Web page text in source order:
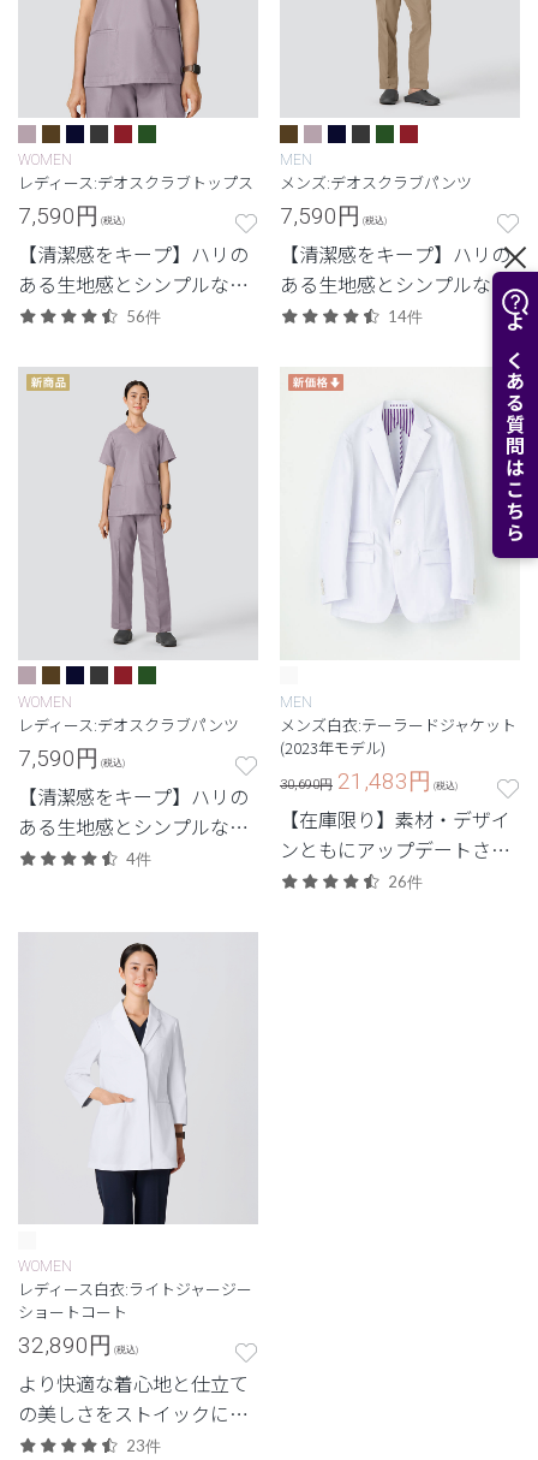
よくある質問はこちら
WOMEN
レディース:デオスクラブトップス
7,590円 (税込)
【清潔感をキープ】ハリの
ある生地感とシンプルなデ
ザイン。清潔感と快適さに
ル。
56件
MEN
メンズ:デオスクラブパンツ
7,590円 (税込)
【清潔感をキープ】ハリの
ある生地感とシンプルなデ
ザイン。清潔感と快適さに
ル。
14件
WOMEN
レディース:デオスクラブパンツ
7,590円 (税込)
【清潔感をキープ】ハリの
ある生地感とシンプルなデ
ザイン。清潔感と快適さに
4件
MEN
メンズ白衣:テーラードジャケット
(2023年モデル)
30,690円 21,483円 (税込)
【在庫限り】素材・デザイ
ンともにアップデートされ
た、定番人気のテーラード
26件
WOMEN
レディース白衣:ライトジャージー
ショートコート
32,890円 (税込)
より快適な着心地と仕立て
の美しさをストイックに追
求した、クラシコにしか生
23件